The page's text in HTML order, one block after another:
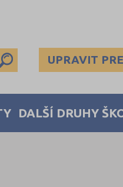
UPRAVIT
DALŠÍ DRUHY